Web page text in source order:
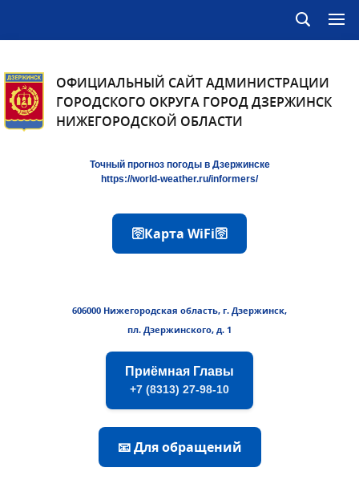
ОФИЦИАЛЬНЫЙ САЙТ АДМИНИСТРАЦИИ
ГОРОДСКОГО ОКРУГА ГОРОД ДЗЕРЖИНСК
НИЖЕГОРОДСКОЙ ОБЛАСТИ
Точный прогноз погоды в Дзержинске
https://world-weather.ru/informers/
🛜Карта WiFi🛜
606000 Нижегородская область, г. Дзержинск,
пл. Дзержинского, д. 1
Приёмная Главы
+7 (8313) 27-98-10
📧 Для обращений